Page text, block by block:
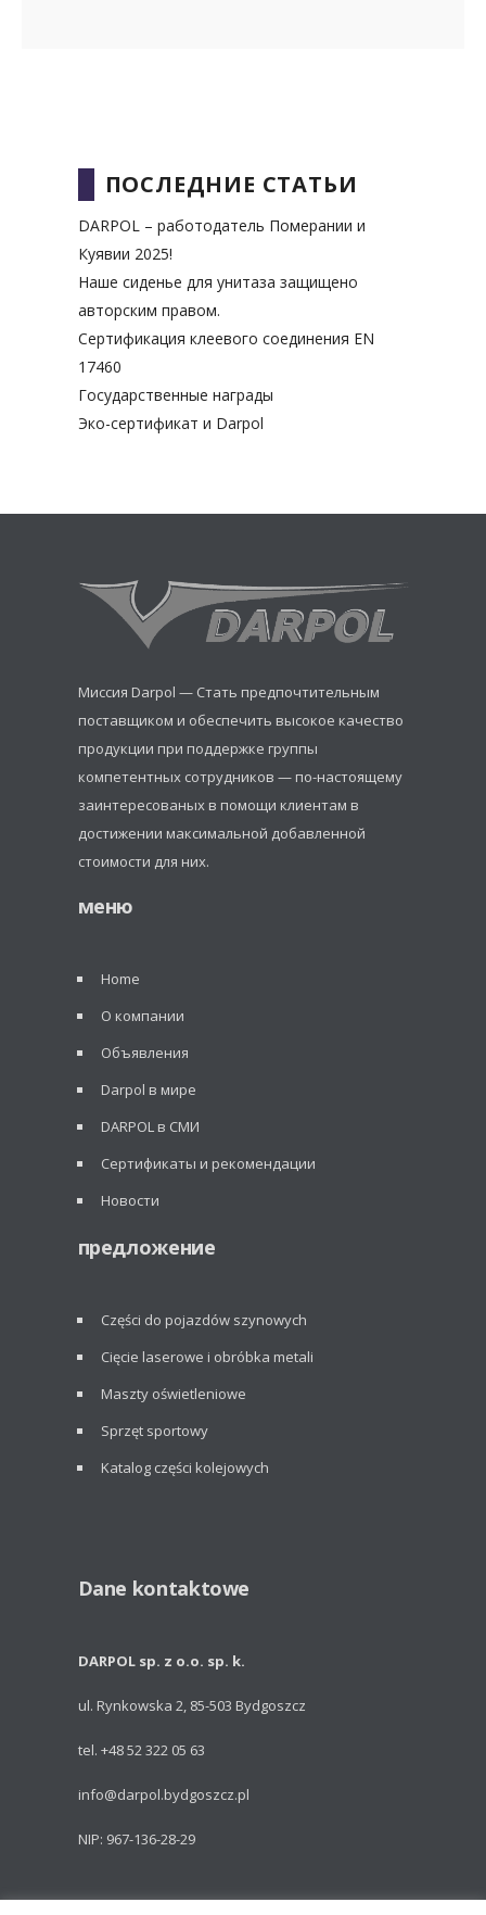
ПОСЛЕДНИЕ СТАТЬИ
DARPOL – работодатель Померании и
Куявии 2025!
Наше сиденье для унитаза защищено
авторским правом.
Сертификация клеевого соединения EN
17460
Государственные награды
Эко-сертификат и Darpol
Миссия Darpol — Стать предпочтительным
поставщиком и обеспечить высокое качество
продукции при поддержке группы
компетентных сотрудников — по-настоящему
заинтересованых в помощи клиентам в
достижении максимальной добавленной
стоимости для них.
меню
Home
О компании
Объявления
Darpol в мире
DARPOL в СМИ
Сертификаты и рекомендации
Новости
предложение
Części do pojazdów szynowych
Cięcie laserowe i obróbka metali
Maszty oświetleniowe
Sprzęt sportowy
Katalog części kolejowych
Dane kontaktowe
DARPOL sp. z o.o. sp. k.
ul. Rynkowska 2, 85-503 Bydgoszcz
tel. +48 52 322 05 63
info@darpol.bydgoszcz.pl
NIP: 967-136-28-29